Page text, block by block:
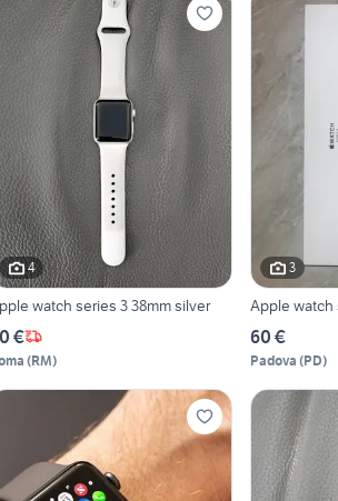
4
watch series 3 38mm silver
€
(RM)
3
Apple watch
60 €
Padova (PD)